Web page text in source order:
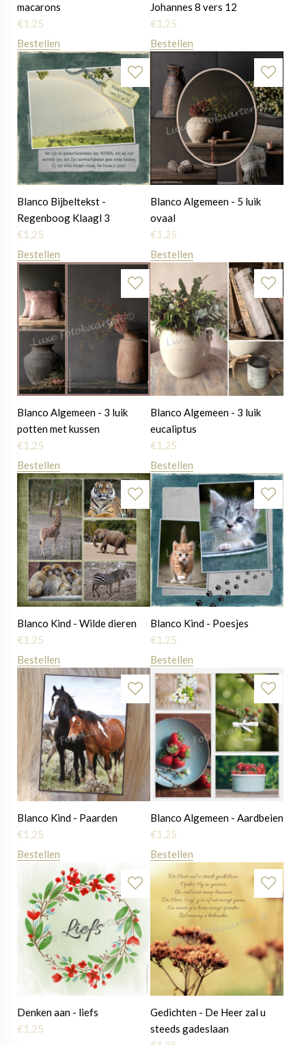
macarons
€1,25
Bestellen
Johannes 8 vers 12
€1,25
Bestellen
Blanco Bijbeltekst -
Regenboog Klaagl 3
€1,25
Bestellen
Blanco Algemeen - 5 luik
ovaal
€1,25
Bestellen
Blanco Algemeen - 3 luik
potten met kussen
€1,25
Bestellen
Blanco Algemeen - 3 luik
eucaliptus
€1,25
Bestellen
Blanco Kind - Wilde dieren
€1,25
Bestellen
Blanco Kind - Poesjes
€1,25
Bestellen
Blanco Kind - Paarden
€1,25
Bestellen
Blanco Algemeen - Aardbeien
€1,25
Bestellen
Denken aan - liefs
€1,25
Gedichten - De Heer zal u
steeds gadeslaan